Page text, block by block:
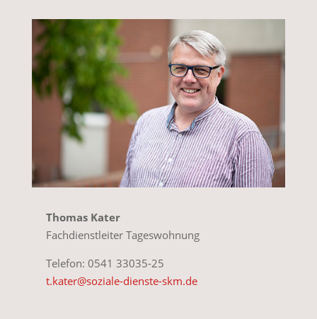
Thomas Kater
Fachdienstleiter Tageswohnung
Telefon: 0541 33035-25
t.kater@soziale-dienste-skm.de